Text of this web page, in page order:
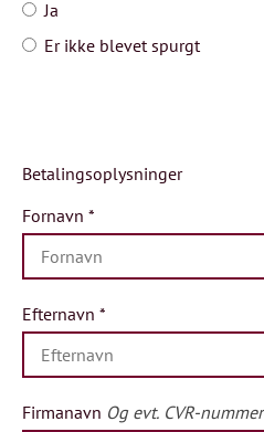
Ja
Er ikke blevet spurgt
Betalingsoplysninger
Fornavn *
Efternavn *
Firmanavn Og evt. CVR-nummer